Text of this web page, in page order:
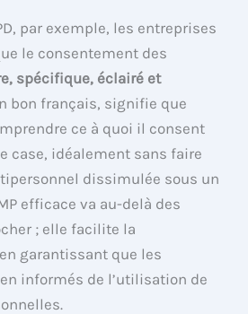
par exemple, les entreprises
le consentement des
spécifique, éclairé et
bon français, signifie que
ce à quoi il consent
case, idéalement sans faire
dissimulée sous un
efficace va au-delà des
; elle facilite la
garantissant que les
informés de l’utilisation de